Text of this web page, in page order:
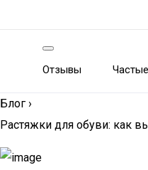
Отзывы
Блог ›
Растяжки для обуви: как